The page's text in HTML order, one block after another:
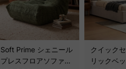
Soft Prime シェニール
プレスフロアソファ｜
クイック
リックベ